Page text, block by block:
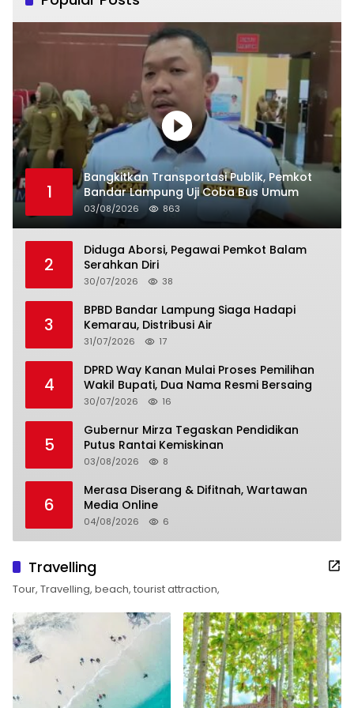
1
Bangkitkan Transportasi Publik, Pemkot
Bandar Lampung Uji Coba Bus Umum
03/08/2026 863
2
Diduga Aborsi, Pegawai Pemkot Balam
Serahkan Diri
30/07/2026 38
3
BPBD Bandar Lampung Siaga Hadapi
Kemarau, Distribusi Air
31/07/2026 17
4
DPRD Way Kanan Mulai Proses Pemilihan
Wakil Bupati, Dua Nama Resmi Bersaing
30/07/2026 16
5
Gubernur Mirza Tegaskan Pendidikan
Putus Rantai Kemiskinan
03/08/2026 8
6
Merasa Diserang & Difitnah, Wartawan
Media Online
04/08/2026 6
Travelling
Tour, Travelling, beach, tourist attraction,